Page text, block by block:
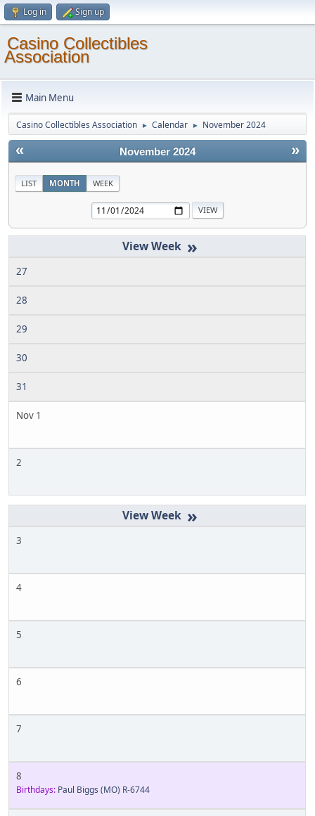
Log in Sign up
Casino Collectibles
Association
Main Menu
Casino Collectibles Association ► Calendar ► November 2024
« »
November 2024
LIST MONTH WEEK
»
27
28
29
30
31
Nov 1
2
»
3
4
5
6
7
8
Birthdays: Paul Biggs (MO) R-6744